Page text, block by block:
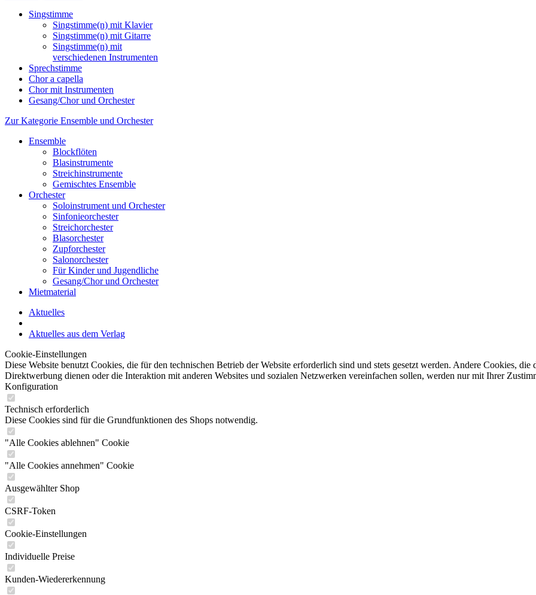
Singstimme
Singstimme(n) mit Klavier
Singstimme(n) mit Gitarre
Singstimme(n) mit
verschiedenen Instrumenten
Sprechstimme
Chor a capella
Chor mit Instrumenten
Gesang/Chor und Orchester
Zur Kategorie Ensemble und Orchester
Ensemble
Blockflöten
Blasinstrumente
Streichinstrumente
Gemischtes Ensemble
Orchester
Soloinstrument und Orchester
Sinfonieorchester
Streichorchester
Blasorchester
Zupforchester
Salonorchester
Für Kinder und Jugendliche
Gesang/Chor und Orchester
Mietmaterial
Aktuelles
Aktuelles aus dem Verlag
Cookie-Einstellungen
Diese Website benutzt Cookies, die für den technischen Betrieb der Website erforderlich sind und stets gesetzt werden. Andere Cookies,
Direktwerbung dienen oder die Interaktion mit anderen Websites und sozialen Netzwerken vereinfachen sollen, werden nur mit Ihrer
Konfiguration
Technisch erforderlich
Diese Cookies sind für die Grundfunktionen des Shops notwendig.
"Alle Cookies ablehnen" Cookie
"Alle Cookies annehmen" Cookie
Ausgewählter Shop
CSRF-Token
Cookie-Einstellungen
Individuelle Preise
Kunden-Wiedererkennung